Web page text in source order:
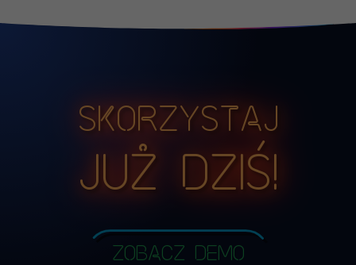
Skorzystaj
już dziś!
Zobacz demo